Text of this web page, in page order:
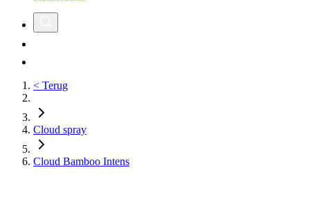
< Terug
Cloud spray
Cloud Bamboo Intens